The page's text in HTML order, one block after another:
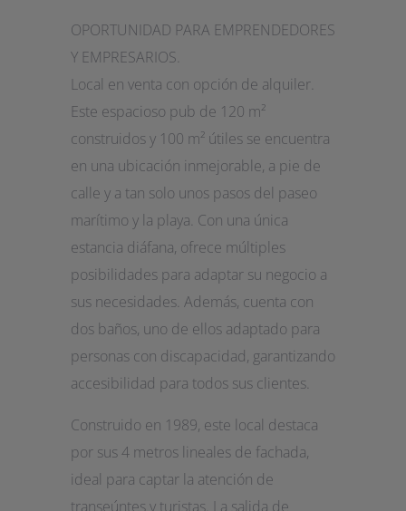
OPORTUNIDAD PARA EMPRENDEDORES
Y EMPRESARIOS.
Local en venta con opción de alquiler.
Este espacioso pub de 120 m²
construidos y 100 m² útiles se encuentra
en una ubicación inmejorable, a pie de
calle y a tan solo unos pasos del paseo
marítimo y la playa. Con una única
estancia diáfana, ofrece múltiples
posibilidades para adaptar su negocio a
sus necesidades. Además, cuenta con
dos baños, uno de ellos adaptado para
personas con discapacidad, garantizando
accesibilidad para todos sus clientes.
Construido en 1989, este local destaca
por sus 4 metros lineales de fachada,
ideal para captar la atención de
transeúntes y turistas. La salida de